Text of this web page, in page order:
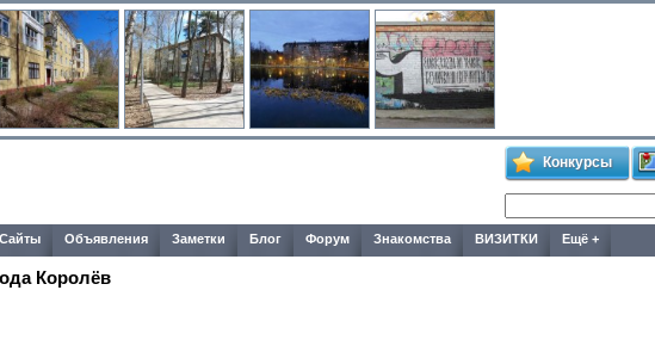
Конкурсы
Сайты Объявления Заметки Блог Форум Знакомства ВИЗИТКИ Ещё +
Королёв